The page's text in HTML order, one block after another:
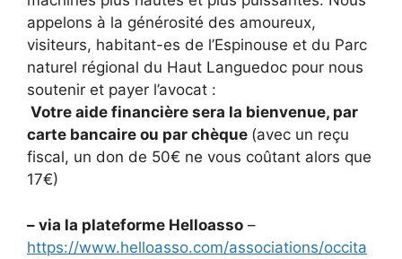
appelons à la générosité des amoureux,
visiteurs, habitant-es de l’Espinouse et du Parc
naturel régional du Haut Languedoc pour nous
soutenir et payer l’avocat :
Votre aide financière sera la bienvenue, par
carte bancaire ou par chèque (avec un reçu
fiscal, un don de 50€ ne vous coûtant alors que
17€)
– via la plateforme Helloasso –
https://www.helloasso.com/associations/occita